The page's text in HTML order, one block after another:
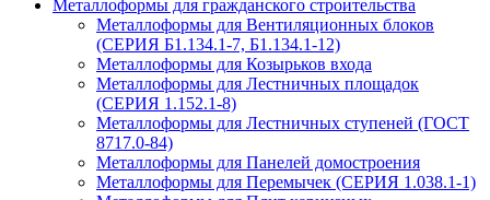
Металлоформы для гражданского строительства
Металлоформы для Вентиляционных блоков
(СЕРИЯ Б1.134.1-7, Б1.134.1-12)
Металлоформы для Козырьков входа
Металлоформы для Лестничных площадок
(СЕРИЯ 1.152.1-8)
Металлоформы для Лестничных ступеней (ГОСТ
8717.0-84)
Металлоформы для Панелей домостроения
Металлоформы для Перемычек (СЕРИЯ 1.038.1-1)